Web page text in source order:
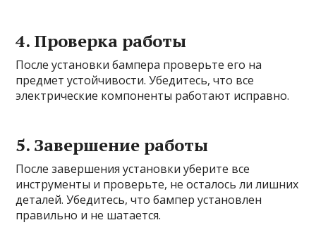
4. Проверка работы
После установки бампера проверьте его на
предмет устойчивости. Убедитесь, что все
электрические компоненты работают исправно.
5. Завершение работы
После завершения установки уберите все
инструменты и проверьте, не осталось ли лишних
деталей. Убедитесь, что бампер установлен
правильно и не шатается.